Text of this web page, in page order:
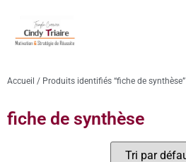
Accueil / Produits identifiés “fiche de synthèse”
fiche de synthèse